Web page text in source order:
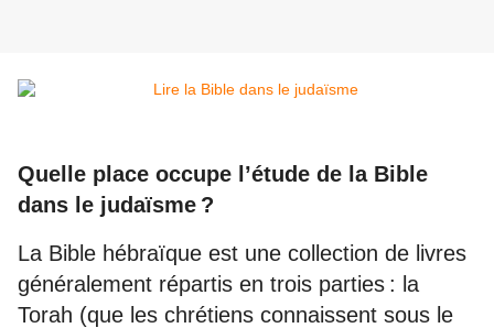
Quelle place occupe l’étude de la Bible
dans le judaïsme ?
La Bible hébraïque est une collection de livres
généralement répartis en trois parties : la
Torah (que les chrétiens connaissent sous le